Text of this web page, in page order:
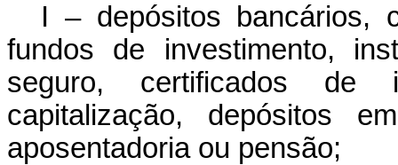
I – depósitos bancários,
fundos de investimento,
seguro, certificados de
capitalização, depósitos
aposentadoria ou pensão;